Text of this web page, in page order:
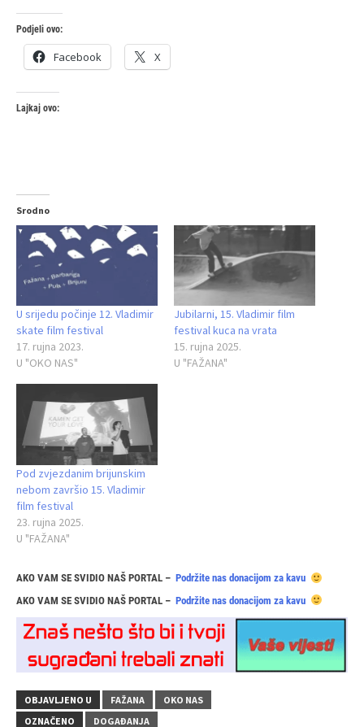
Podjeli ovo:
Facebook X
Lajkaj ovo:
Srodno
U srijedu počinje 12. Vladimir
skate film festival
17. rujna 2023.
U "OKO NAS"
Jubilarni, 15. Vladimir film
festival kuca na vrata
15. rujna 2025.
U "FAŽANA"
Pod zvjezdanim brijunskim
nebom završio 15. Vladimir
film festival
23. rujna 2025.
U "FAŽANA"
AKO VAM SE SVIDIO NAŠ PORTAL – Podržite nas donacijom za kavu
AKO VAM SE SVIDIO NAŠ PORTAL – Podržite nas donacijom za kavu
OBJAVLJENO U FAŽANA
OKO NAS
OZNAČENO
DOGAĐANJA